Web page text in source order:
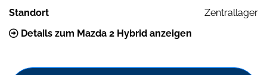
Standort
Zentrallager
Details zum Mazda 2 Hybrid anzeigen